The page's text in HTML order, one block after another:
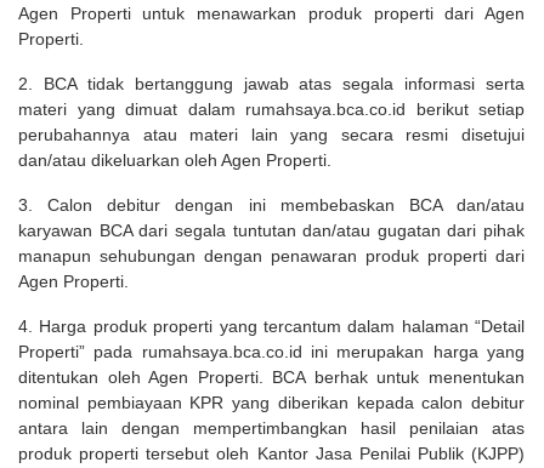
Agen Properti untuk menawarkan produk properti dari Agen
Properti.
2. BCA tidak bertanggung jawab atas segala informasi serta
materi yang dimuat dalam rumahsaya.bca.co.id berikut setiap
perubahannya atau materi lain yang secara resmi disetujui
dan/atau dikeluarkan oleh Agen Properti.
3. Calon debitur dengan ini membebaskan BCA dan/atau
karyawan BCA dari segala tuntutan dan/atau gugatan dari pihak
manapun sehubungan dengan penawaran produk properti dari
Agen Properti.
4. Harga produk properti yang tercantum dalam halaman “Detail
Properti” pada rumahsaya.bca.co.id ini merupakan harga yang
ditentukan oleh Agen Properti. BCA berhak untuk menentukan
nominal pembiayaan KPR yang diberikan kepada calon debitur
antara lain dengan mempertimbangkan hasil penilaian atas
produk properti tersebut oleh Kantor Jasa Penilai Publik (KJPP)